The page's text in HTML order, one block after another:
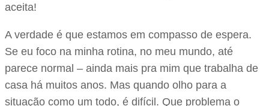
aceita!
A verdade é que estamos em compasso de espera.
Se eu foco na minha rotina, no meu mundo, até
parece normal – ainda mais pra mim que trabalha de
casa há muitos anos. Mas quando olho para a
situação como um todo, é difícil. Que problema o